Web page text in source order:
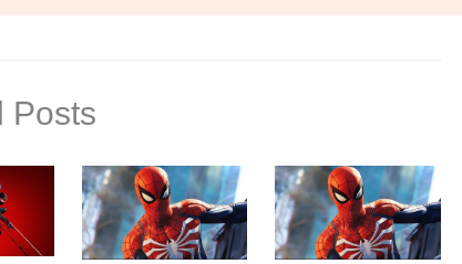
Posts